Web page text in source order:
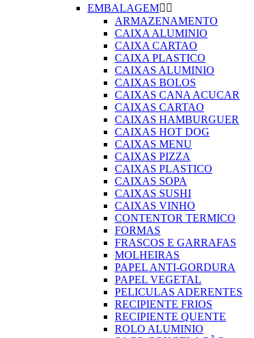
EMBALAGEM 
ARMAZENAMENTO
CAIXA ALUMINIO
CAIXA CARTAO
CAIXA PLASTICO
CAIXAS ALUMINIO
CAIXAS BOLOS
CAIXAS CANA ACUCAR
CAIXAS CARTAO
CAIXAS HAMBURGUER
CAIXAS HOT DOG
CAIXAS MENU
CAIXAS PIZZA
CAIXAS PLASTICO
CAIXAS SOPA
CAIXAS SUSHI
CAIXAS VINHO
CONTENTOR TERMICO
FORMAS
FRASCOS E GARRAFAS
MOLHEIRAS
PAPEL ANTI-GORDURA
PAPEL VEGETAL
PELICULAS ADERENTES
RECIPIENTE FRIOS
RECIPIENTE QUENTE
ROLO ALUMINIO